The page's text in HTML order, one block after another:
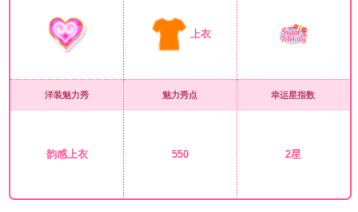
上衣
洋装魅力秀
韵感上衣
魅力秀点
550
幸运星指数
2星